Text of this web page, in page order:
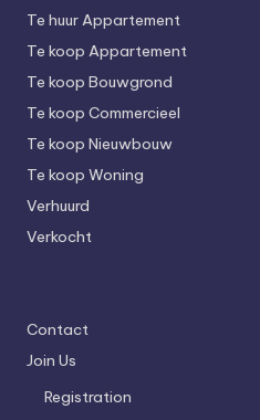
Te huur Appartement
Te koop Appartement
Te koop Bouwgrond
Te koop Commercieel
Te koop Nieuwbouw
Te koop Woning
Verhuurd
Verkocht
Contact
Join Us
Registration